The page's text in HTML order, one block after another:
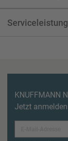
KNUFFMANN
Jetzt